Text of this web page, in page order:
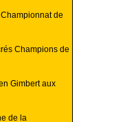
de
Champions de
Gimbert aux
de la